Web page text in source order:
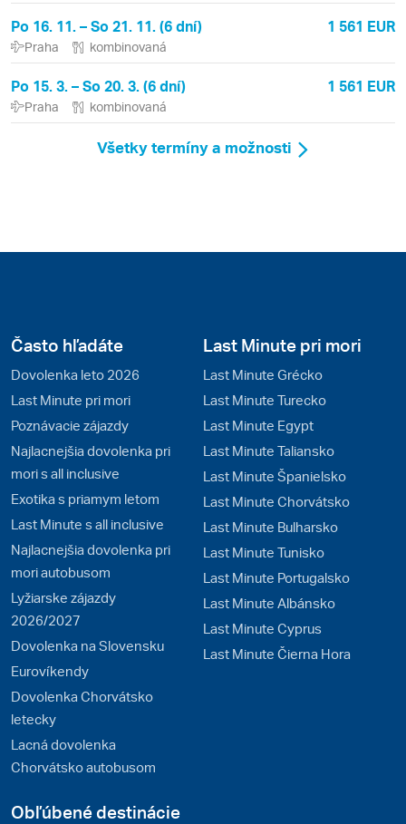
Po 16. 11. – So 21. 11. (6 dní) 1 561 EUR
Praha kombinovaná
Po 15. 3. – So 20. 3. (6 dní) 1 561 EUR
Praha kombinovaná
Všetky termíny a možnosti
Často hľadáte
Dovolenka leto 2026
Last Minute pri mori
Poznávacie zájazdy
Najlacnejšia dovolenka pri
mori s all inclusive
Exotika s priamym letom
Last Minute s all inclusive
Najlacnejšia dovolenka pri
mori autobusom
Lyžiarske zájazdy
2026/2027
Dovolenka na Slovensku
Eurovíkendy
Dovolenka Chorvátsko
letecky
Lacná dovolenka
Chorvátsko autobusom
Last Minute pri mori
Last Minute Grécko
Last Minute Turecko
Last Minute Egypt
Last Minute Taliansko
Last Minute Španielsko
Last Minute Chorvátsko
Last Minute Bulharsko
Last Minute Tunisko
Last Minute Portugalsko
Last Minute Albánsko
Last Minute Cyprus
Last Minute Čierna Hora
Obľúbené destinácie